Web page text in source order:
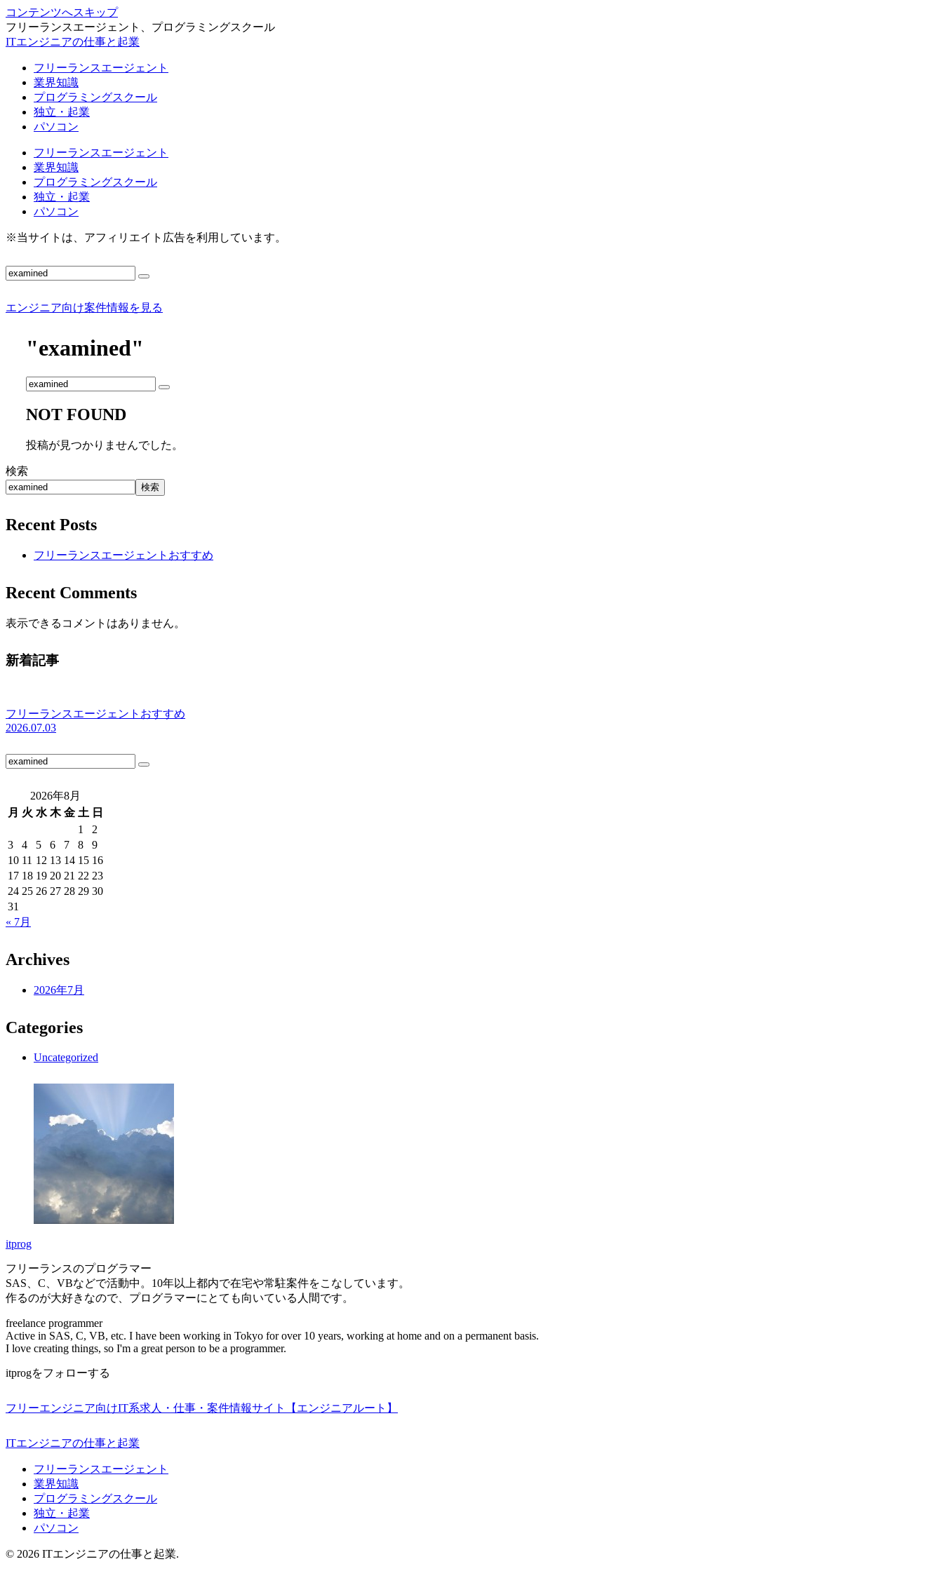
コンテンツへスキップ
フリーランスエージェント、プログラミングスクール
ITエンジニアの仕事と起業
フリーランスエージェント
業界知識
プログラミングスクール
独立・起業
パソコン
フリーランスエージェント
業界知識
プログラミングスクール
独立・起業
パソコン
※当サイトは、アフィリエイト広告を利用しています。
エンジニア向け案件情報を見る
"examined"
NOT FOUND
投稿が見つかりませんでした。
検索
検索
Recent Posts
フリーランスエージェントおすすめ
Recent Comments
表示できるコメントはありません。
新着記事
フリーランスエージェントおすすめ
2026.07.03
2026年8月
月 火 水 木 金 土 日
1
2
3
4 5 6 7 8
9
10 11 12 13 14 15 16
17 18 19 20 21 22 23
24 25 26 27 28 29 30
31
« 7月
Archives
2026年7月
Categories
Uncategorized
itprog
フリーランスのプログラマー
SAS、C、VBなどで活動中。10年以上都内で在宅や常駐案件をこなしています。
作るのが大好きなので、プログラマーにとても向いている人間です。
freelance programmer
Active in SAS, C, VB, etc. I have been working in Tokyo for over 10 years, working at home and on a permanent basis.
I love creating things, so I'm a great person to be a programmer.
itprogをフォローする
フリーエンジニア向けIT系求人・仕事・案件情報サイト【エンジニアルート】
ITエンジニアの仕事と起業
フリーランスエージェント
業界知識
プログラミングスクール
独立・起業
パソコン
© 2026 ITエンジニアの仕事と起業.